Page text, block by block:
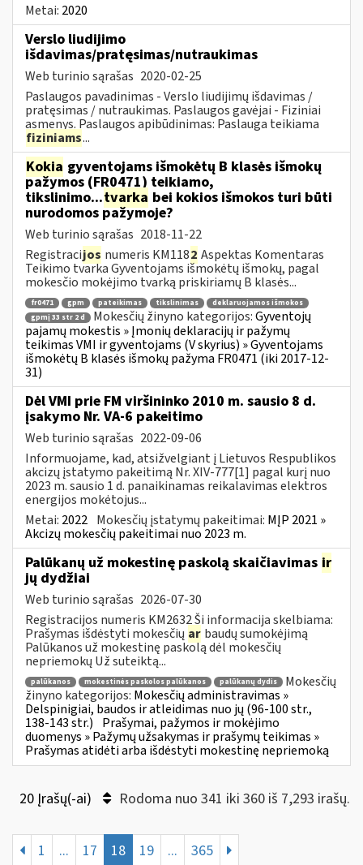
Metai: 2020
Verslo liudijimo
išdavimas/pratęsimas/nutraukimas
Web turinio sąrašas 2020-02-25
Paslaugos pavadinimas - Verslo liudijimų išdavimas /
pratęsimas / nutraukimas. Paslaugos gavėjai - Fiziniai
asmenys. Paslaugos apibūdinimas: Paslauga teikiama
fiziniams...
Kokia gyventojams išmokėtų B klasės išmokų
pažymos (FR0471) teikiamo,
tikslinimo...tvarka bei kokios išmokos turi būti
nurodomos pažymoje?
Web turinio sąrašas 2018-11-22
Registracijos numeris KM1182 Aspektas Komentaras
Teikimo tvarka Gyventojams išmokėtų išmokų, pagal
mokesčio mokėjimo tvarką priskiriamų B klasės...
fr0471 gpm pateikimas tikslinimas
deklaruojamos išmokos
gpmį 33 str 2 d
Mokesčių žinyno kategorijos:Gyventojų
pajamų mokestis » Įmonių deklaracijų ir pažymų
teikimas VMI ir gyventojams (V skyrius) » Gyventojams
išmokėtų B klasės išmokų pažyma FR0471 (iki 2017-12-
31)
Dėl VMI prie FM viršininko 2010 m. sausio 8 d.
įsakymo Nr. VA-6 pakeitimo
Web turinio sąrašas 2022-09-06
Informuojame, kad, atsižvelgiant į Lietuvos Respublikos
akcizų įstatymo pakeitimą Nr. XIV-777[1] pagal kurį nuo
2023 m. sausio 1 d. panaikinamas reikalavimas elektros
energijos mokėtojus...
Metai: 2022 Mokesčių įstatymų pakeitimai: MĮP 2021 »
Akcizų mokesčių pakeitimai nuo 2023 m.
Palūkanų už mokestinę paskolą skaičiavimas ir
jų dydžiai
Web turinio sąrašas 2026-07-30
Registracijos numeris KM2632 Ši informacija skelbiama:
Prašymas išdėstyti mokesčių ar baudų sumokėjimą
Palūkanos už mokestinę paskolą dėl mokesčių
nepriemokų Už suteiktą...
palūkanos mokestinės paskolos palūkanos palūkanų dydis
Mokesčių
žinyno kategorijos: Mokesčių administravimas »
Delspinigiai, baudos ir atleidimas nuo jų (96-100 str.,
138-143 str.) Prašymai, pažymos ir mokėjimo
duomenys » Pažymų užsakymas ir prašymų teikimas »
Prašymas atidėti arba išdėstyti mokestinę nepriemoką
20 Įrašų(-ai) Rodoma nuo 341 iki 360 iš 7,293 irašų.
1 ... 17 18 19 ... 365